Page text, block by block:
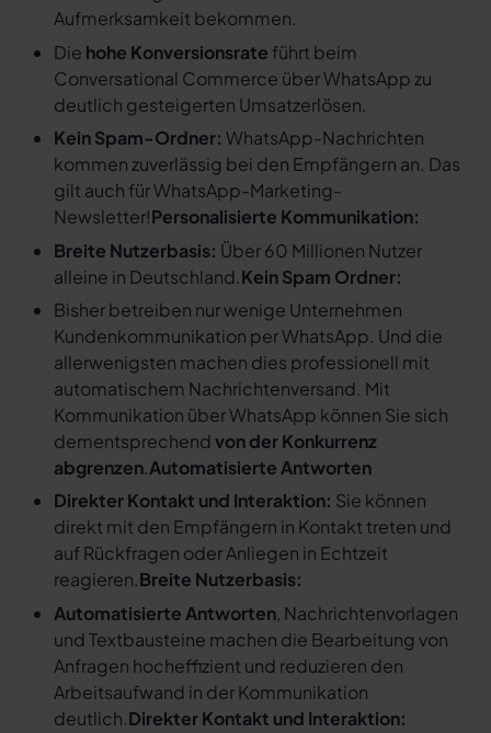
Aufmerksamkeit bekommen.
Die hohe Konversionsrate führt beim
Conversational Commerce über WhatsApp zu
deutlich gesteigerten Umsatzerlösen.
Kein Spam-Ordner: WhatsApp-Nachrichten
kommen zuverlässig bei den Empfängern an. Das
gilt auch für WhatsApp-Marketing-
Newsletter!Personalisierte Kommunikation:
Breite Nutzerbasis: Über 60 Millionen Nutzer
alleine in Deutschland.Kein Spam Ordner:
Bisher betreiben nur wenige Unternehmen
Kundenkommunikation per WhatsApp. Und die
allerwenigsten machen dies professionell mit
automatischem Nachrichtenversand. Mit
Kommunikation über WhatsApp können Sie sich
dementsprechendvon der Konkurrenz
abgrenzen.Automatisierte Antworten
Direkter Kontakt und Interaktion: Sie können
direkt mit den Empfängern in Kontakt treten und
auf Rückfragen oder Anliegen in Echtzeit
reagieren.Breite Nutzerbasis:
Automatisierte Antworten, Nachrichtenvorlagen
und Textbausteine machen die Bearbeitung von
Anfragen hocheffizient und reduzieren den
Arbeitsaufwand in der Kommunikation
deutlich.Direkter Kontakt und Interaktion: